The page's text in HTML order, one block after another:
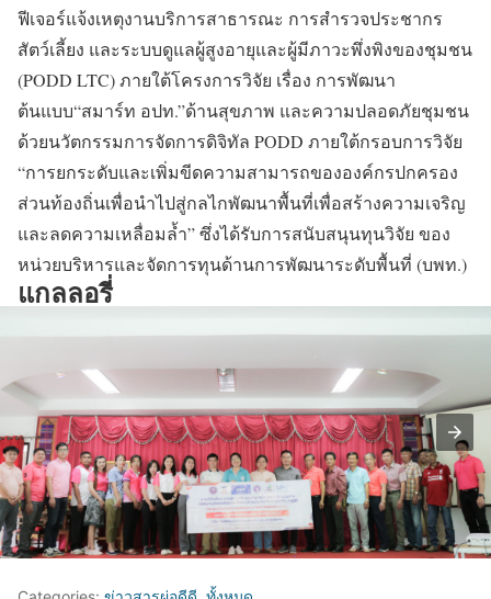
ฟีเจอร์แจ้งเหตุงานบริการสาธารณะ การสำรวจประชากร
สัตว์เลี้ยง และระบบดูแลผู้สูงอายุและผู้มีภาวะพึ่งพิงของชุมชน
(PODD LTC) ภายใต้โครงการวิจัย เรื่อง การพัฒนา
ต้นแบบ“สมาร์ท อปท.”ด้านสุขภาพ และความปลอดภัยชุมชน
ด้วยนวัตกรรมการจัดการดิจิทัล PODD ภายใต้กรอบการวิจัย
“การยกระดับและเพิ่มขีดความสามารถขององค์กรปกครอง
ส่วนท้องถิ่นเพื่อนำไปสู่กลไกพัฒนาพื้นที่เพื่อสร้างความเจริญ
และลดความเหลื่อมล้ำ” ซึ่งได้รับการสนับสนุนทุนวิจัย ของ
หน่วยบริหารและจัดการทุนด้านการพัฒนาระดับพื้นที่ (บพท.)
แกลลอรี่